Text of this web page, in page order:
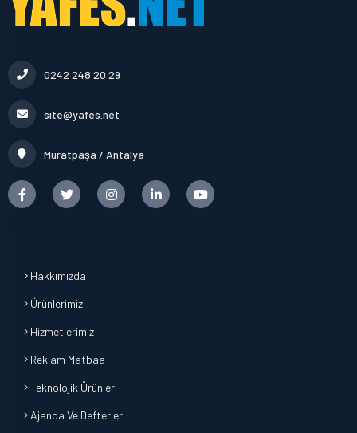
0242 248 20 29
site@yafes.net
Muratpaşa / Antalya
Hakkımızda
Ürünlerimiz
Hizmetlerimiz
Reklam Matbaa
Teknolojik Ürünler
Ajanda Ve Defterler